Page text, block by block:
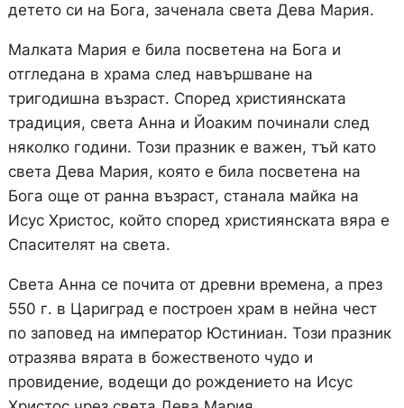
детето си на Бога, заченала света Дева Мария.
Малката Мария е била посветена на Бога и
отгледана в храма след навършване на
тригодишна възраст. Според християнската
традиция, света Анна и Йоаким починали след
няколко години. Този празник е важен, тъй като
света Дева Мария, която е била посветена на
Бога още от ранна възраст, станала майка на
Исус Христос, който според християнската вяра е
Спасителят на света.
Света Анна се почита от древни времена, а през
550 г. в Цариград е построен храм в нейна чест
по заповед на император Юстиниан. Този празник
отразява вярата в божественото чудо и
провидение, водещи до рождението на Исус